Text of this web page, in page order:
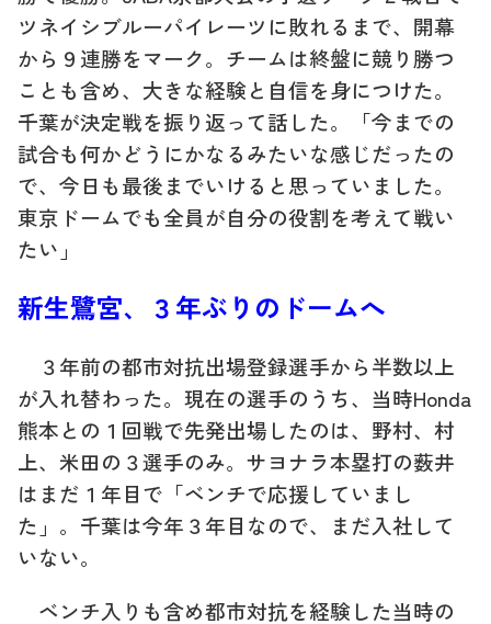
ツネイシブルーパイレーツに敗れるまで、開幕
から９連勝をマーク。チームは終盤に競り勝つ
ことも含め、大きな経験と自信を身につけた。
千葉が決定戦を振り返って話した。「今までの
試合も何かどうにかなるみたいな感じだったの
で、今日も最後までいけると思っていました。
東京ドームでも全員が自分の役割を考えて戦い
たい」
新生鷺宮、３年ぶりのドームへ
３年前の都市対抗出場登録選手から半数以上
が入れ替わった。現在の選手のうち、当時Honda
熊本との１回戦で先発出場したのは、野村、村
上、米田の３選手のみ。サヨナラ本塁打の薮井
はまだ１年目で「ベンチで応援していまし
た」。千葉は今年３年目なので、まだ入社して
いない。
ベンチ入りも含め都市対抗を経験した当時の